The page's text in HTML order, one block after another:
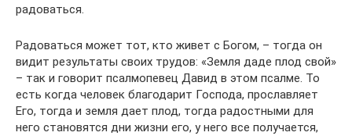
радоваться.
Радоваться может тот, кто живет с Богом, – тогда он
видит результаты своих трудов: «Земля даде плод свой»
– так и говорит псалмопевец Давид в этом псалме. То
есть когда человек благодарит Господа, прославляет
Его, тогда и земля дает плод, тогда радостными для
него становятся дни жизни его, у него все получается,